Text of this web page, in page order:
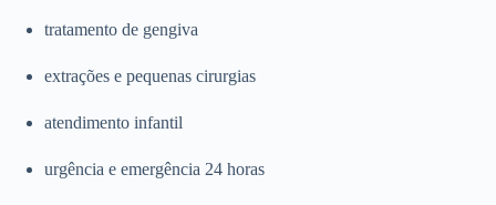
tratamento de gengiva
extrações e pequenas cirurgias
atendimento infantil
urgência e emergência 24 horas